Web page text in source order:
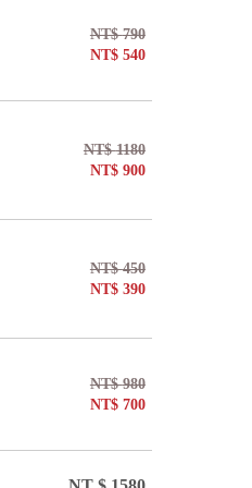
NT$790
NT$ 540
NT$1180
NT$ 900
NT$450
NT$ 390
NT$980
NT$ 700